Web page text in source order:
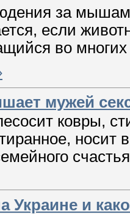
за
если
во
мужей
ковры,
Украине и